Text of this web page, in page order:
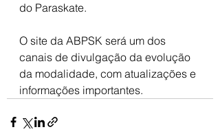
do Paraskate.
O site da ABPSK será um dos
canais de divulgação da evolução
da modalidade, com atualizações e
informações importantes.